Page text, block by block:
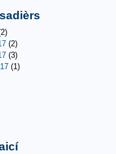
(2)
(3)
(1)